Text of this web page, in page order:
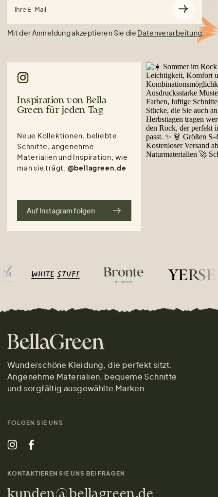
Ihre E-Mail
Mit der Anmeldung akzeptieren Sie die Datenverarbeitung.
Inspiration von Bella
Green für jeden Tag
Neue Kollektionen, beliebte
Schnitte, angenehme
Materialien und Inspiration, wie
man sie trägt. @bellagreen.de
Auf Instagram folgen
Wunderschöne Kleidung, die perfekt sitzt.
Angenehme Materialien, bequeme Schnitte
und sorgfältig ausgewählte Marken.
FOLGEN SIE UNS
KONTAKTIEREN SIE UNS BEI FRAGEN